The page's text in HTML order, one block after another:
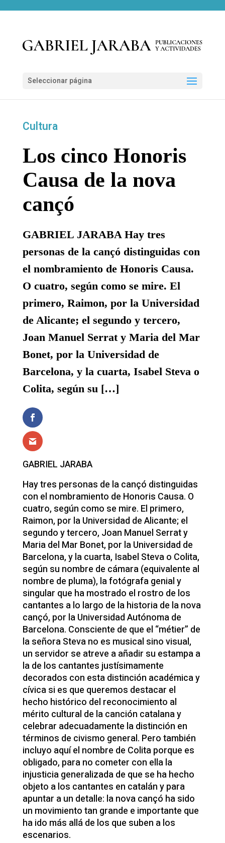
Seleccionar página
Cultura
Los cinco Honoris
Causa de la nova
cançó
GABRIEL JARABA Hay tres
personas de la cançó distinguidas con
el nombramiento de Honoris Causa.
O cuatro, según como se mire. El
primero, Raimon, por la Universidad
de Alicante; el segundo y tercero,
Joan Manuel Serrat y Maria del Mar
Bonet, por la Universidad de
Barcelona, y la cuarta, Isabel Steva o
Colita, según su […]
GABRIEL JARABA
Hay tres personas de la cançó distinguidas
con el nombramiento de Honoris Causa. O
cuatro, según como se mire. El primero,
Raimon, por la Universidad de Alicante; el
segundo y tercero, Joan Manuel Serrat y
Maria del Mar Bonet, por la Universidad de
Barcelona, y la cuarta, Isabel Steva o Colita,
según su nombre de cámara (equivalente al
nombre de pluma), la fotógrafa genial y
singular que ha mostrado el rostro de los
cantantes a lo largo de la historia de la nova
cançó, por la Universidad Autónoma de
Barcelona. Consciente de que el “métier” de
la señora Steva no es musical sino visual,
un servidor se atreve a añadir su estampa a
la de los cantantes justísimamente
decorados con esta distinción académica y
cívica si es que queremos destacar el
hecho histórico del reconocimiento al
mérito cultural de la canción catalana y
celebrar adecuadamente la distinción en
términos de civismo general. Pero también
incluyo aquí el nombre de Colita porque es
obligado, para no cometer con ella la
injusticia generalizada de que se ha hecho
objeto a los cantantes en catalán y para
apuntar a un detalle: la nova cançó ha sido
un movimiento tan grande e importante que
ha ido más allá de los que suben a los
escenarios.